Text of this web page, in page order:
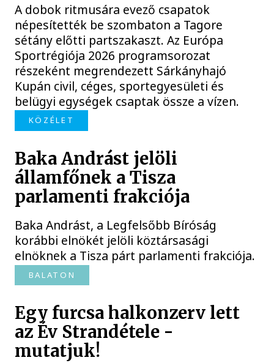
A dobok ritmusára evező csapatok
népesítették be szombaton a Tagore
sétány előtti partszakaszt. Az Európa
Sportrégiója 2026 programsorozat
részeként megrendezett Sárkányhajó
Kupán civil, céges, sportegyesületi és
belügyi egységek csaptak össze a vízen.
KÖZÉLET
Baka Andrást jelöli
államfőnek a Tisza
parlamenti frakciója
Baka Andrást, a Legfelsőbb Bíróság
korábbi elnökét jelöli köztársasági
elnöknek a Tisza párt parlamenti frakciója.
BALATON
Egy furcsa halkonzerv lett
az Év Strandétele -
mutatjuk!